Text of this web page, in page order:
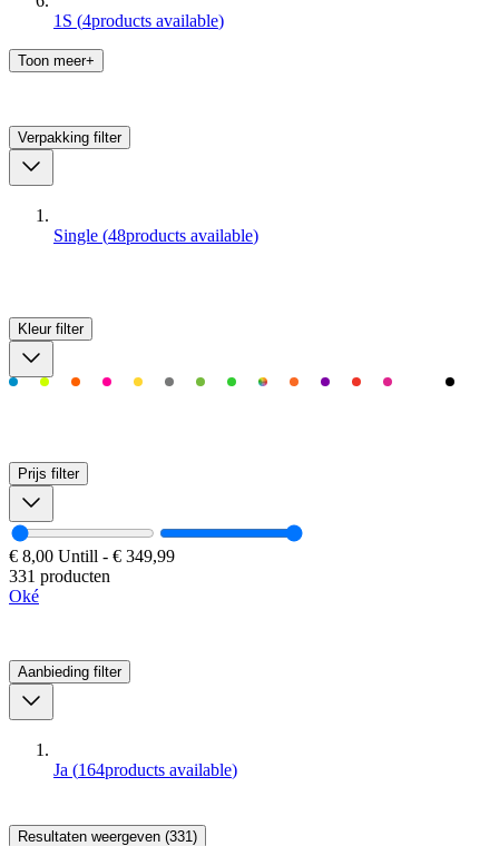
1S (4products available)
Toon meer+
Verpakking filter
Single (48products available)
Kleur filter
Prijs filter
€ 8,00 Untill - € 349,99
331 producten
Oké
Aanbieding filter
Ja (164products available)
Resultaten weergeven (331)